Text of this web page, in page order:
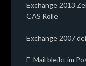
Exchange 2013
CAS Rolle
Exchange 2007
E-Mail bleibt im